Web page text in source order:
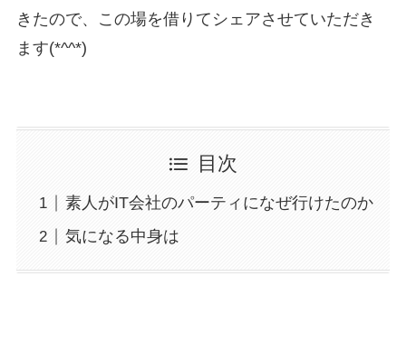
きたので、この場を借りてシェアさせていただき
ます(*^^*)
目次
素人がIT会社のパーティになぜ行けたのか
気になる中身は